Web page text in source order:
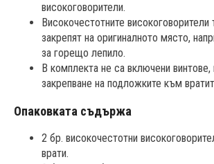
високоговорители.
Високочестотните високоговорители
закрепят на оригиналното място,
за горещо лепило.
В комплекта не са включени
закрепване на подложките към
Опаковката съдържа
2 бр. високочестотни
врати.